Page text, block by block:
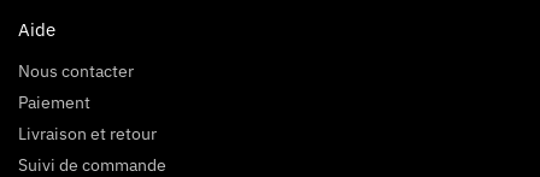
Aide
Nous contacter
Paiement
Livraison et retour
Suivi de commande